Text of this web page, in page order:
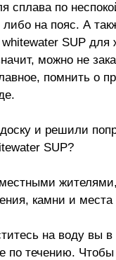
сплава по
на пояс. А
SUP для
можно не
помнить о
и решили
SUP?
камни и
на воду вы
по течению.